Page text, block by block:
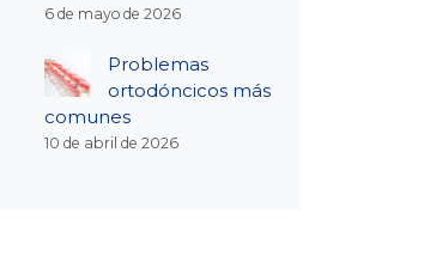
6 de mayo de 2026
Problemas
ortodóncicos más
comunes
10 de abril de 2026